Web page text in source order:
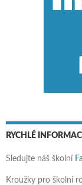
RYCHLÉ
Sledujte náš školní
Kroužky pro školní